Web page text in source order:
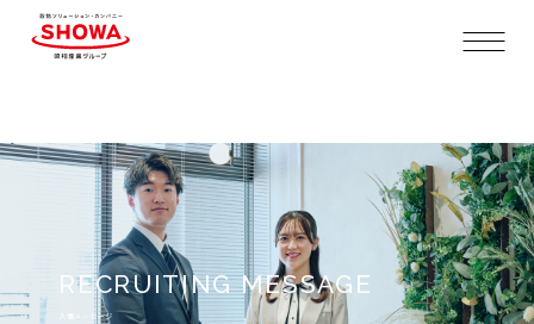
人事メッセージ